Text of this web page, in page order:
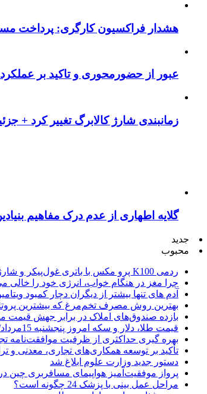
هشدار فراکسیون کارگری: پرداخت
عبور از حضورمحوری و تاکید بر
زمانبندی شارژ کالابرگ تغییر کرد +
گلایه اطهاری از عدم درک مفاهیم بنیادین
جدید
محبوب
ردمی K100 پرو مکس با باتری غول‌پیکر و شارژ بی‌سیم روانه بازار می‌شود
چرا مغز در هنگام خواب، انرژی خود را خالی
آدم های تنها بیشتر از دیگران دچار کمبود
بهترین روش مصرف تخم‌مرغ که بیشترین
بازده صندوق‌های املاک در برابر جهش قیمت
قیمت طلا، دلار و سکه امروز پنجشنبه 15مرداد/ افزایش قیمت ها + جدول
بهره گیری حداکثری از ظرفیت موافقت‌نامه
تأکید بر توسعه همکاری‌های تجاری، معدنی و
دستور جدید وزارت علوم ابلاغ شد
پرواز موفقیت‌آمیز هواپیمای مسافربری چین
مراحل عمل بینی با پزشک 24 چگونه است؟